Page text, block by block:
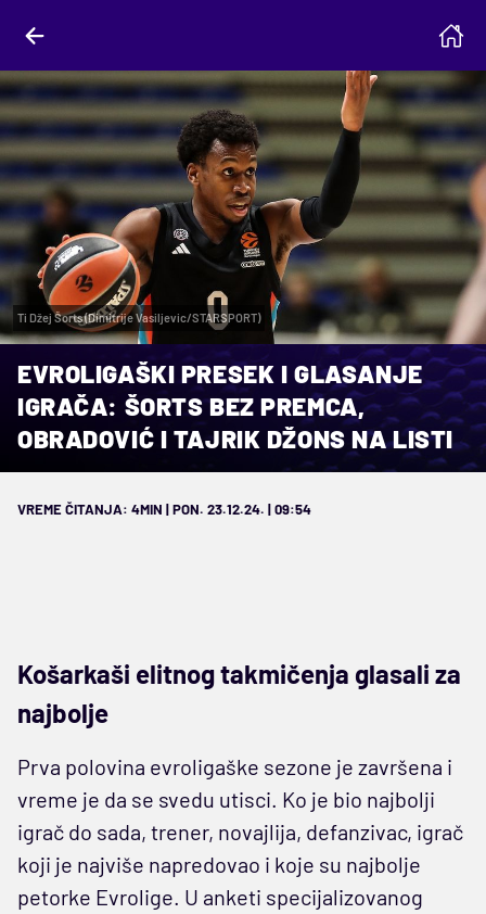
Ti Džej Šorts (Dimitrije Vasiljevic/STARSPORT)
EVROLIGAŠKI PRESEK I GLASANJE
IGRAČA: ŠORTS BEZ PREMCA,
OBRADOVIĆ I TAJRIK DŽONS NA LISTI
VREME ČITANJA: 4MIN | PON. 23.12.24. | 09:54
Košarkaši elitnog takmičenja glasali za
najbolje
Prva polovina evroligaške sezone je završena i
vreme je da se svedu utisci. Ko je bio najbolji
igrač do sada, trener, novajlija, defanzivac, igrač
koji je najviše napredovao i koje su najbolje
petorke Evrolige. U anketi specijalizovanog